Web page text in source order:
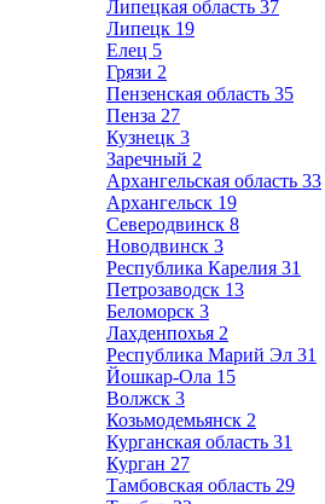
Липецкая область 37
Липецк 19
Елец 5
Грязи 2
Пензенская область 35
Пенза 27
Кузнецк 3
Заречный 2
Архангельская область 33
Архангельск 19
Северодвинск 8
Новодвинск 3
Республика Карелия 31
Петрозаводск 13
Беломорск 3
Лахденпохья 2
Республика Марий Эл 31
Йошкар-Ола 15
Волжск 3
Козьмодемьянск 2
Курганская область 31
Курган 27
Тамбовская область 29